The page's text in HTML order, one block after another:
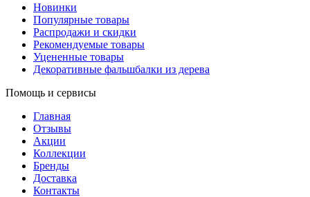
Новинки
Популярные товары
Распродажи и скидки
Рекомендуемые товары
Уцененные товары
Декоративные фальшбалки из дерева
Помощь и сервисы
Главная
Отзывы
Акции
Коллекции
Бренды
Доставка
Контакты